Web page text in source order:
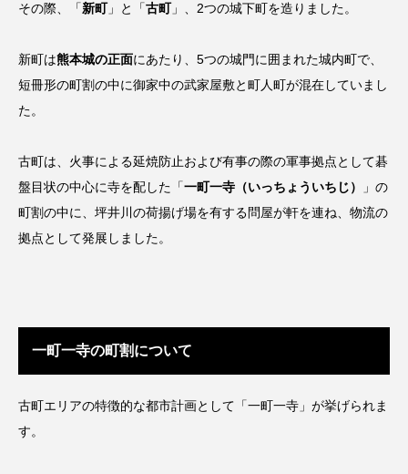
その際、「新町」と「古町」、2つの城下町を造りました。
新町は熊本城の正面にあたり、5つの城門に囲まれた城内町で、
短冊形の町割の中に御家中の武家屋敷と町人町が混在していまし
た。
古町は、火事による延焼防止および有事の際の軍事拠点として碁
盤目状の中心に寺を配した「一町一寺（いっちょういちじ）
」の
町割の中に、坪井川の荷揚げ場を有する問屋が軒を連ね、物流の
拠点として発展しました。
一町一寺の町割について
古町エリアの特徴的な都市計画として「一町一寺」が挙げられま
す。